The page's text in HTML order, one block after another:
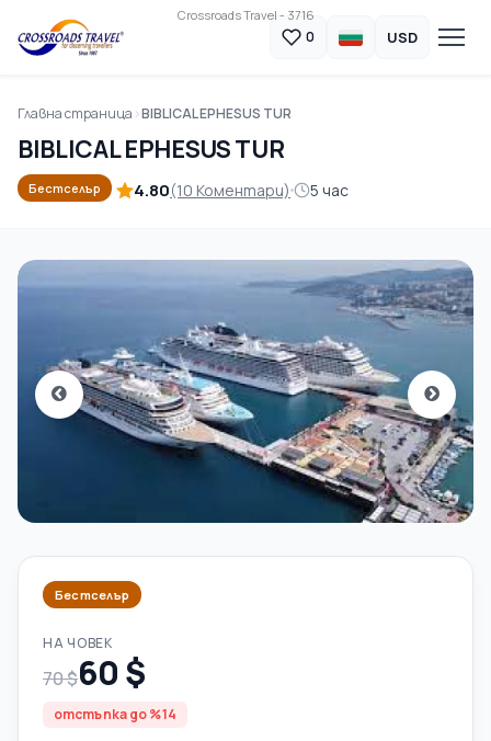
Crossroads Travel - 3716
0 USD
Главна страница BIBLICAL EPHESUS TUR
BIBLICAL EPHESUS TUR
Бестселър 4.80(10 Коментари) 5 час
Бестселър
НА ЧОВЕК
70 $60 $
отстъпка до %14